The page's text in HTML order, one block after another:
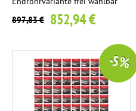
897,83 € 852,94 €
-5 %